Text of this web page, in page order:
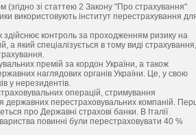
зі статтею 2 Закону "Про страхування"
використовують інститут перестрахування
здійснює контроль за проходженням ризику на
який спеціалізується в тому виді страхування,
премій за кордон України, а також
наглядових органів України. Це, у свою
у нерезидентів.
операцій, стримування
державних перестраховувальних компаній.
про Державні страхові банки. В Італії
повинні були перестраховувати 40 %